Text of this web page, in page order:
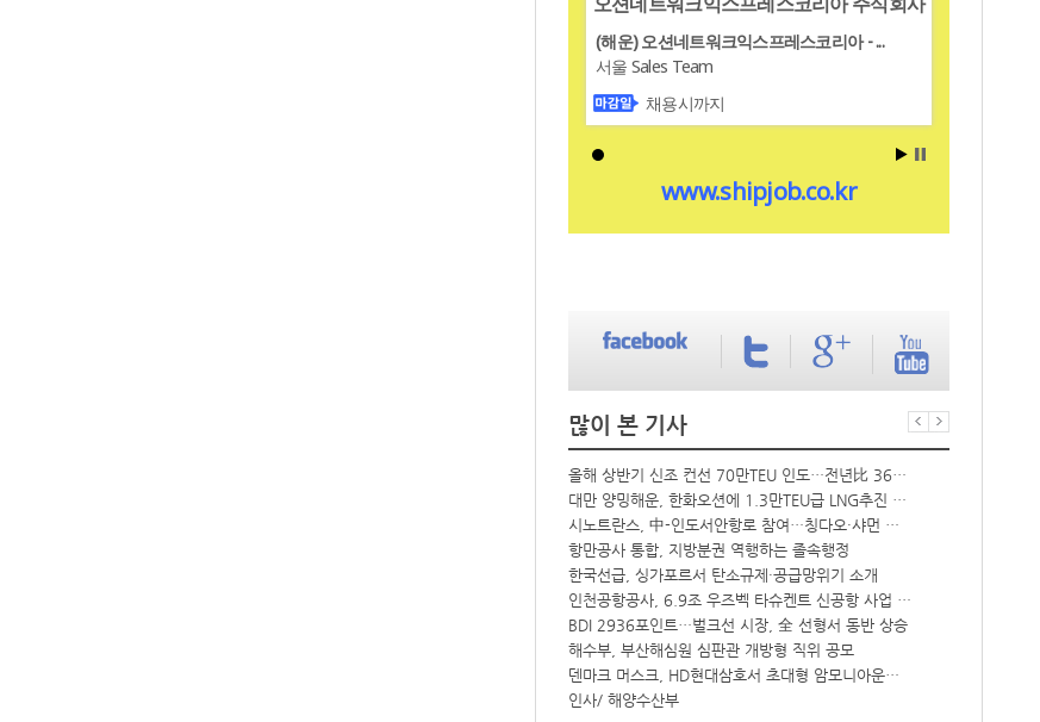
많이 본 기사
올해 상반기 신조 컨선 70만TEU 인도…전년比 36% 감소
대만 양밍해운, 한화오션에 1.3만TEU급 LNG추진 컨선 6척 발주
시노트란스, 中-인도서안항로 참여…칭다오·샤먼 직항
항만공사 통합, 지방분권 역행하는 졸속행정
한국선급, 싱가포르서 탄소규제·공급망위기 소개
인천공항공사, 6.9조 우즈벡 타슈켄트 신공항 사업 참여
BDI 2936포인트…벌크선 시장, 全 선형서 동반 상승
해수부, 부산해심원 심판관 개방형 직위 공모
덴마크 머스크, HD현대삼호서 초대형 암모니아운반선 인도받아
인사/ 해양수산부